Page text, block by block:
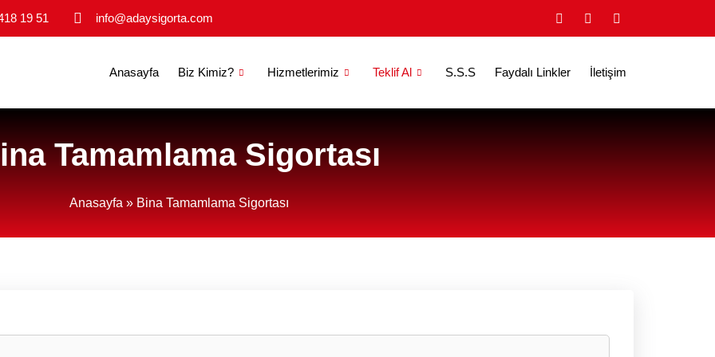
19 51 info@adaysigorta.com
Anasayfa Biz Kimiz? Hizmetlerimiz Teklif Al S.S.S Faydalı Linkler İletişim
Tamamlama Sigortası
Anasayfa » Bina Tamamlama Sigortası